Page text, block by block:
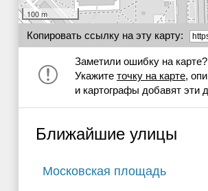
100 m
Копировать ссылку на эту карту:
Заметили ошибку на карте?
Укажите точку на карте,
и картографы добавят эти
Ближайшие улицы
Московская площадь